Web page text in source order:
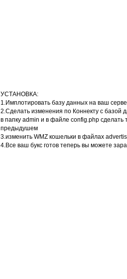
УСТАНОВКА:
1.Имплотировать базу данных на ваш
2.Сделать изменения по Коннекту с базой
в папку admin и в файле config.php
предыдушем
3.изменить WMZ кошельки в файлах
4.Все ваш букс готов теперь вы можете